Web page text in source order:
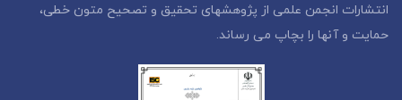
انتشارات انجمن علمی از پژوهشهای تحقیق و تصحیح متون خطی،
حمایت و آنها را بچاپ می رساند.